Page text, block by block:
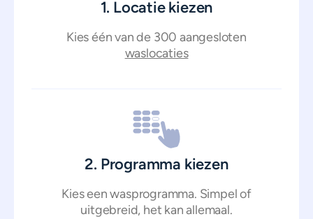
1. Locatie kiezen
Kies één van de 300 aangesloten
waslocaties
2. Programma kiezen
Kies een wasprogramma. Simpel of
uitgebreid, het kan allemaal.